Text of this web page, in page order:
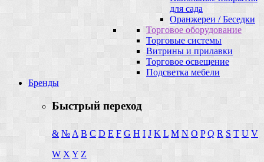
для сада
Оранжереи / Беседки
Торговое оборудование
Торговые системы
Витрины и прилавки
Торговое освещение
Подсветка мебели
Бренды
Быстрый переход
& № A B C D E F G H I J K L M N O P Q R S T U V
W X Y Z